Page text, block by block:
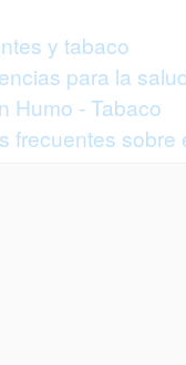
y tabaco
para la
Humo - Tabaco
frecuentes sobre